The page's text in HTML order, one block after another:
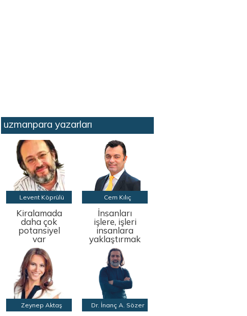
uzmanpara yazarları
Levent Köprülü
Kiralamada
daha çok
potansiyel
var
Cem Kılıç
İnsanları
işlere, işleri
insanlara
yaklaştırmak
Zeynep Aktaş Dr. İnanç A. Sözer